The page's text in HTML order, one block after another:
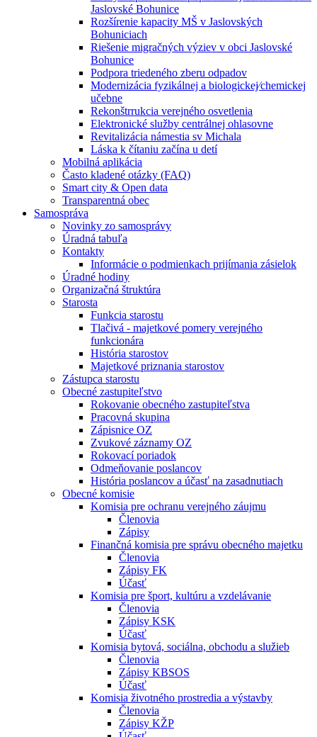
Jaslovské Bohunice
Rozšírenie kapacity MŠ v Jaslovských
Bohuniciach
Riešenie migračných výziev v obci Jaslovské
Bohunice
Podpora triedeného zberu odpadov
Modernizácia fyzikálnej a biologickej⁄chemickej
učebne
Rekonštrrukcia verejného osvetlenia
Elektronické služby centrálnej ohlasovne
Revitalizácia námestia sv Michala
Láska k čítaniu začína u detí
Mobilná aplikácia
Často kladené otázky (FAQ)
Smart city & Open data
Transparentná obec
Samospráva
Novinky zo samosprávy
Úradná tabuľa
Kontakty
Informácie o podmienkach prijímania zásielok
Úradné hodiny
Organizačná štruktúra
Starosta
Funkcia starostu
Tlačivá - majetkové pomery verejného
funkcionára
História starostov
Majetkové priznania starostov
Zástupca starostu
Obecné zastupiteľstvo
Rokovanie obecného zastupiteľstva
Pracovná skupina
Zápisnice OZ
Zvukové záznamy OZ
Rokovací poriadok
Odmeňovanie poslancov
História poslancov a účasť na zasadnutiach
Obecné komisie
Komisia pre ochranu verejného záujmu
Členovia
Zápisy
Finančná komisia pre správu obecného majetku
Členovia
Zápisy FK
Účasť
Komisia pre šport, kultúru a vzdelávanie
Členovia
Zápisy KSK
Účasť
Komisia bytová, sociálna, obchodu a služieb
Členovia
Zápisy KBSOS
Účasť
Komisia životného prostredia a výstavby
Členovia
Zápisy KŽP